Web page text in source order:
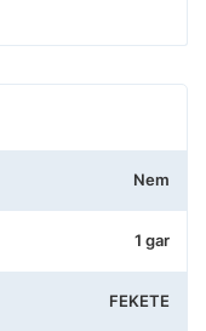
Nem
1 gar
FEKETE